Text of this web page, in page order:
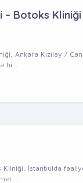
Botoks Kliniği
Ankara Kızılay /
hi...
Kliniği, İstanbulda
...